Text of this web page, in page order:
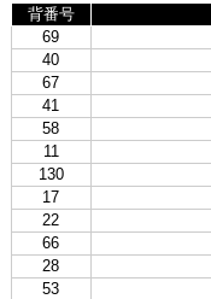
背番号
69
40
67
41
58
11
130
17
22
66
28
53